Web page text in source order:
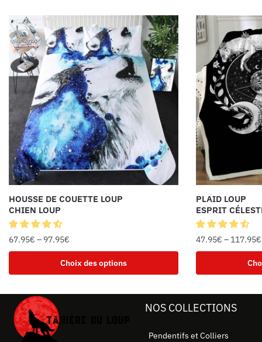
HOUSSE DE COUETTE LOUP
CHIEN LOUP
67.95€ – 97.95€
Choix des options
PLAID LOUP
ESPRIT
47.95€ – 117.95€
NOS COLLECTIONS
Pendentifs et Colliers